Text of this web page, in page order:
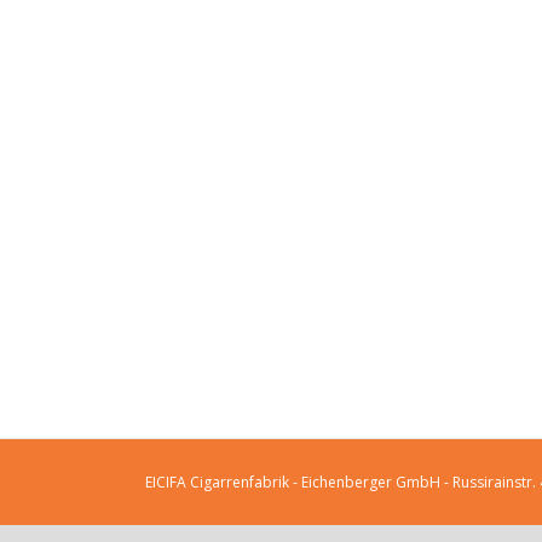
EICIFA Cigarrenfabrik - Eichenberger GmbH -